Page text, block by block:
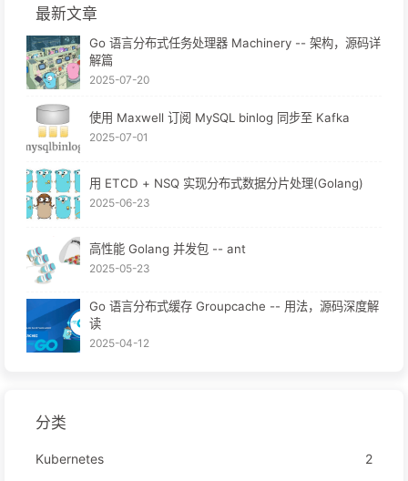
最新文章
Go 语言分布式任务处理器 Machinery -- 架构，源码详
解篇
2025-07-20
使用 Maxwell 订阅 MySQL binlog 同步至 Kafka
2025-07-01
用 ETCD + NSQ 实现分布式数据分片处理(Golang)
2025-06-23
高性能 Golang 并发包 -- ant
2025-05-23
Go 语言分布式缓存 Groupcache -- 用法，源码深度解
读
2025-04-12
分类
Kubernetes
2